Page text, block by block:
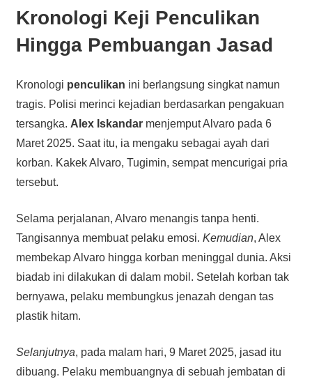
Kronologi Keji Penculikan
Hingga Pembuangan Jasad
Kronologi penculikan ini berlangsung singkat namun
tragis. Polisi merinci kejadian berdasarkan pengakuan
tersangka. Alex Iskandarmenjemput Alvaro pada 6
Maret 2025. Saat itu, ia mengaku sebagai ayah dari
korban. Kakek Alvaro, Tugimin, sempat mencurigai pria
tersebut.
Selama perjalanan, Alvaro menangis tanpa henti.
Tangisannya membuat pelaku emosi. Kemudian, Alex
membekap Alvaro hingga korban meninggal dunia. Aksi
biadab ini dilakukan di dalam mobil. Setelah korban tak
bernyawa, pelaku membungkus jenazah dengan tas
plastik hitam.
Selanjutnya, pada malam hari, 9 Maret 2025, jasad itu
dibuang. Pelaku membuangnya di sebuah jembatan di